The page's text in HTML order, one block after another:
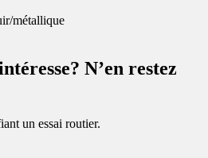
métallique
N’en restez
un essai routier.